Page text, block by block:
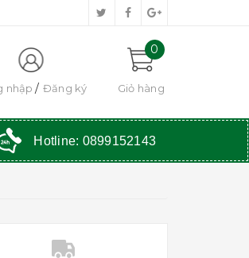
nhập Đăng ký
0
Giỏ hàng
Hotline: 0899152143